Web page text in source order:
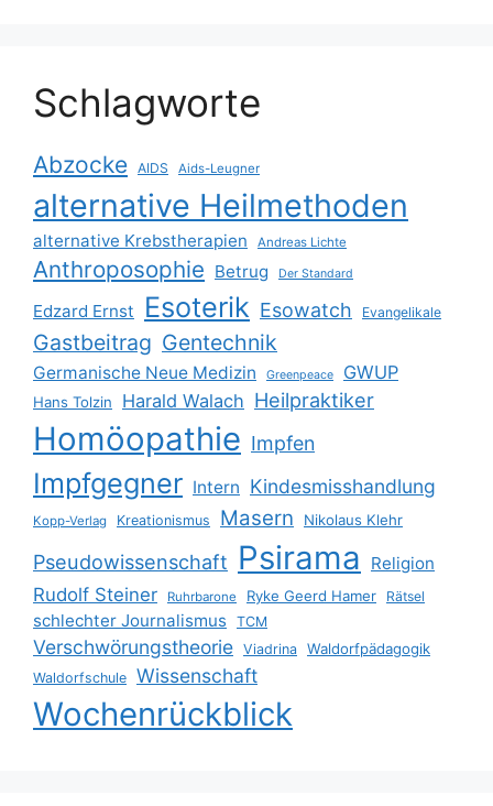
Schlagworte
Abzocke AIDS Aids-Leugner
alternative Heilmethoden
alternative Krebstherapien Andreas Lichte
Anthroposophie Betrug Der Standard
Edzard Ernst Esoterik Esowatch Evangelikale
Gastbeitrag Gentechnik
Germanische Neue Medizin Greenpeace GWUP
Hans Tolzin Harald Walach Heilpraktiker
Homöopathie Impfen
Impfgegner Intern Kindesmisshandlung
Kopp-Verlag Kreationismus Masern Nikolaus Klehr
Pseudowissenschaft Psirama Religion
Rudolf Steiner Ruhrbarone Ryke Geerd Hamer Rätsel
schlechter Journalismus TCM
Verschwörungstheorie Viadrina Waldorfpädagogik
Waldorfschule Wissenschaft
Wochenrückblick